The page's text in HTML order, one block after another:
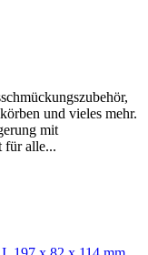
und vieles mehr.
mit
für alle...